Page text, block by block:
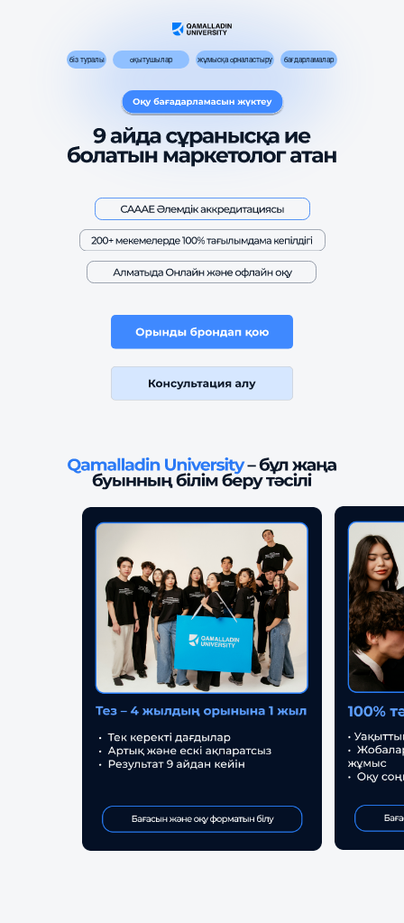
жұмысқа орналастыру
оқытушылар бағдарламалар
біз туралы